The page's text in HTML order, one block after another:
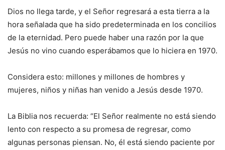
Dios no llega tarde, y el Señor regresará a esta tierra a la
hora señalada que ha sido predeterminada en los concilios
de la eternidad. Pero puede haber una razón por la que
Jesús no vino cuando esperábamos que lo hiciera en 1970.
Considera esto: millones y millones de hombres y
mujeres, niños y niñas han venido a Jesús desde 1970.
La Biblia nos recuerda: “El Señor realmente no está siendo
lento con respecto a su promesa de regresar, como
algunas personas piensan. No, él está siendo paciente por